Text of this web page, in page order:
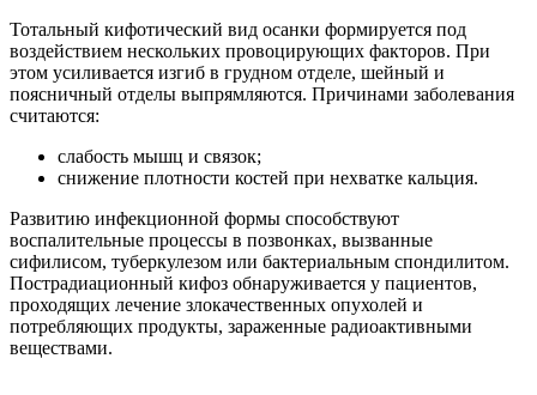
Тотальный кифотический вид осанки формируется под
воздействием нескольких провоцирующих факторов. При
этом усиливается изгиб в грудном отделе, шейный и
поясничный отделы выпрямляются. Причинами заболевания
считаются:
слабость мышц и связок;
снижение плотности костей при нехватке кальция.
Развитию инфекционной формы способствуют
воспалительные процессы в позвонках, вызванные
сифилисом, туберкулезом или бактериальным спондилитом.
Пострадиационный кифоз обнаруживается у пациентов,
проходящих лечение злокачественных опухолей и
потребляющих продукты, зараженные радиоактивными
веществами.